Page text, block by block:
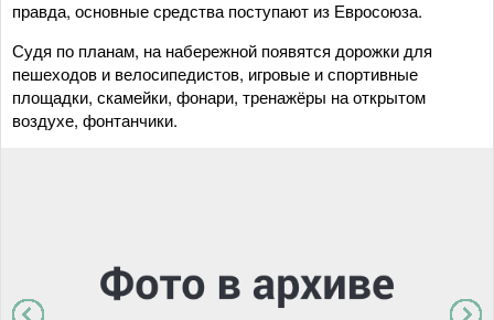
правда, основные средства поступают из Евросоюза.
Судя по планам, на набережной появятся дорожки для
пешеходов и велосипедистов, игровые и спортивные
площадки, скамейки, фонари, тренажёры на открытом
воздухе, фонтанчики.